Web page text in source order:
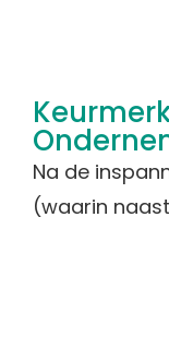
Na de
(waarin naast